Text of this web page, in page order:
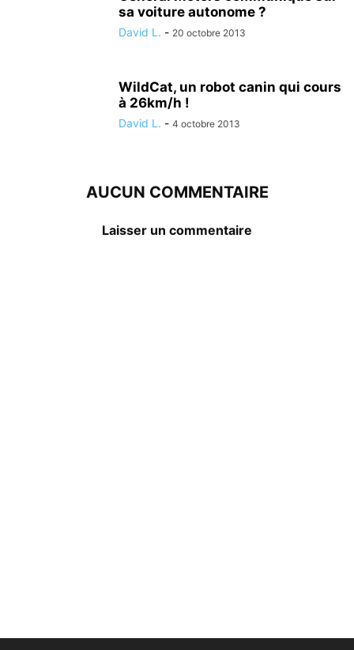
sa voiture autonome ?
David L. - 20 octobre 2013
WildCat, un robot canin qui cours
à 26km/h !
David L. - 4 octobre 2013
AUCUN COMMENTAIRE
Laisser un commentaire